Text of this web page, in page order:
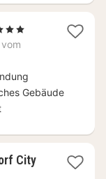
Gebäude
City1